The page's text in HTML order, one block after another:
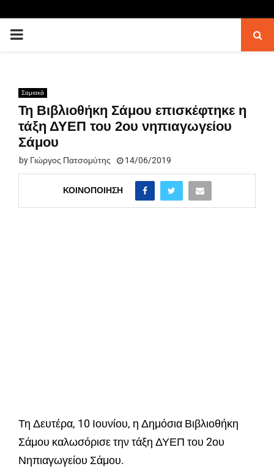
PRIMARY
Σαμιακά
Τη Βιβλιοθήκη Σάμου επισκέφτηκε η
τάξη ΔΥΕΠ του 2ου νηπιαγωγείου
Σάμου
by Γιώργος Πατσομύτης 14/06/2019
ΚΟΙΝΟΠΟΊΗΣΗ
Τη Δευτέρα, 10 Ιουνίου, η Δημόσια Βιβλιοθήκη
Σάμου καλωσόρισε την τάξη ΔΥΕΠ του 2ου
Νηπιαγωγείου Σάμου.